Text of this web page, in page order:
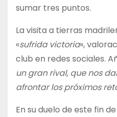
sumar tres puntos.
La visita a tierras
«sufrida victoria«,
club en redes sociales.
un gran rival, que nos
afrontar los próximos
En su duelo de este fin